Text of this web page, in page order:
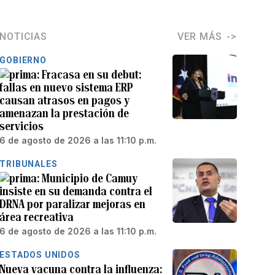
NOTICIAS VER MÁS
GOBIERNO
Fracasa en su debut:
fallas en nuevo sistema ERP
causan atrasos en pagos y
amenazan la prestación de
servicios
6 de agosto de 2026 a las 11:10 p.m.
TRIBUNALES
Municipio de Camuy
insiste en su demanda contra el
DRNA por paralizar mejoras en
área recreativa
6 de agosto de 2026 a las 11:10 p.m.
ESTADOS UNIDOS
Nueva vacuna contra la influenza: